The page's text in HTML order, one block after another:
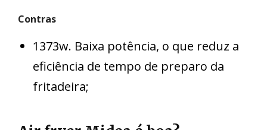
Contras
1373w. Baixa potência, o que reduz a
eficiência de tempo de preparo da
fritadeira;